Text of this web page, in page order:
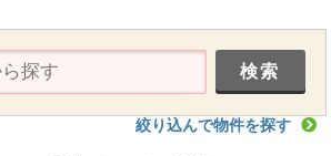
絞り込んで物件を探す